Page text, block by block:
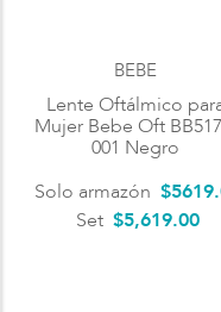
BEBE
Lente Oftálmico
Mujer Bebe Oft
001 Negro
Solo armazón $5619.
Set $5,619.00